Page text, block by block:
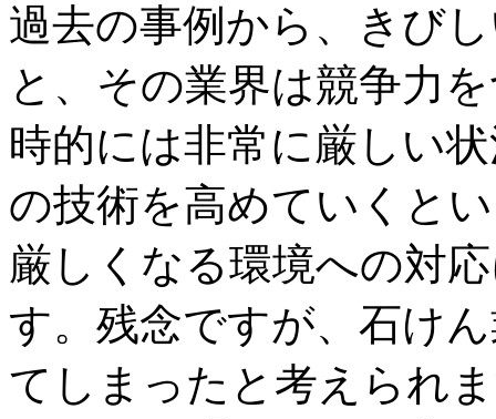
過去の事例から、きび
と、その業界は競争力
時的には非常に厳しい
の技術を高めていくと
厳しくなる環境への対
す。残念ですが、石け
てしまったと考えられ